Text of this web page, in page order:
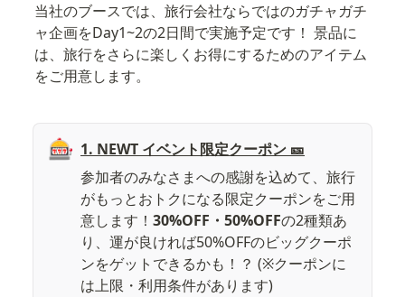
当社のブースでは、旅行会社ならではのガチャガチ
ャ企画をDay1~2の2日間で実施予定です！ 景品に
は、旅行をさらに楽しくお得にするためのアイテム
をご用意します。
🎰 1. NEWT イベント限定クーポン 🎫
参加者のみなさまへの感謝を込めて、旅行
がもっとおトクになる限定クーポンをご用
意します！ 30%OFF・50%OFFの2種類あ
り、運が良ければ50%OFFのビッグクーポ
ンをゲットできるかも！？ (※クーポンに
は上限・利用条件があります)